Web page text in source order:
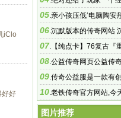
iClo
好好
05.亲小孩压低‘电脑陶安
06.沉默版本的传奇网站
戏内玩家可以组建
07. 【纯点卡】76复古『
传奇
08.公益传奇网页公益传
传奇类RPG即战手游
09.传奇公益服是一款有
10.老铁传奇官方网站,今
比较?老铁传奇官方网
图片推荐